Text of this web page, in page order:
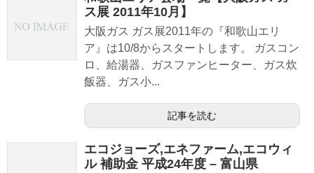
ス展 2011年10月】
大阪ガス ガス展2011年の『和歌山エリ
ア』は10/8からスタートします。 ガスコン
ロ、給湯器、ガスファンヒーター、ガス炊
飯器、ガス小...
記事を読む
エコジョーズ,エネファーム,エコウィ
ル 補助金 平成24年度 – 富山県